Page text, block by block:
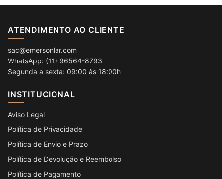
ATENDIMENTO AO CLIENTE
sac@emersonlar.com
WhatsApp: (11) 96564-8793
Segunda a sexta: 09:00 às 18:00h
INSTITUCIONAL
Aviso Legal
Política de Privacidade
Política de Envio e Prazo
Política de Devolução e Reembolso
Política de Pagamento